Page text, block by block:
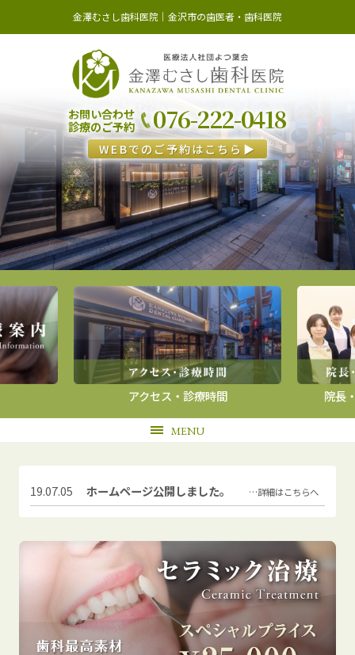
金澤むさし歯科医院｜金沢市の歯医者・歯科医院
お問い合わせ
診療のご予約 076-222-0418
WEBでのご予約はこちら▶︎
アクセス・診療時間 院長
MENU
19.07.05 ホームページ公開しました。 …詳細はこちらへ